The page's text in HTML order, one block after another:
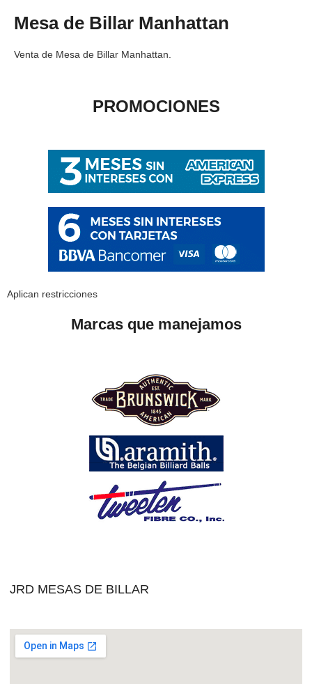
Mesa de Billar Manhattan
Venta de Mesa de Billar Manhattan.
PROMOCIONES
Aplican restricciones
Marcas que manejamos
JRD MESAS DE BILLAR